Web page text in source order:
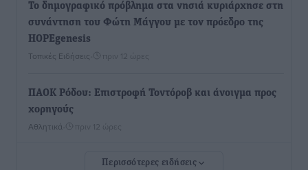
To δημογραφικό πρόβλημα στα νησιά κυριάρχησε στη
συνάντηση του Φώτη Μάγγου με τον πρόεδρο της
HOPEgenesis
Τοπικές Ειδήσεις πριν 12 ώρες
ΠΑΟΚ Ρόδου: Επιστροφή Τοντόροβ και άνοιγμα προς
χορηγούς
Αθλητικά πριν 12 ώρες
Rhodes Beyond Summer – Εκεί που το καλοκαίρι
Περισσότερες ειδήσεις